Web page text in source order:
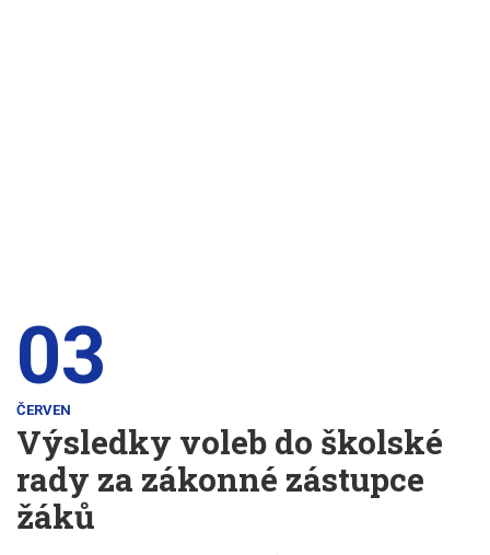
03
ČERVEN
Výsledky voleb do školské
rady za zákonné zástupce
žáků